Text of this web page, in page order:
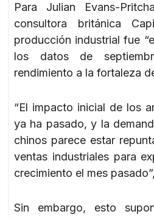
Para Julian Evans-
consultora británica
producción industrial fue
los datos de
rendimiento a la fortaleza
“El impacto inicial de los
ya ha pasado, y la
chinos parece estar
ventas industriales para
crecimiento el mes
Sin embargo, esto